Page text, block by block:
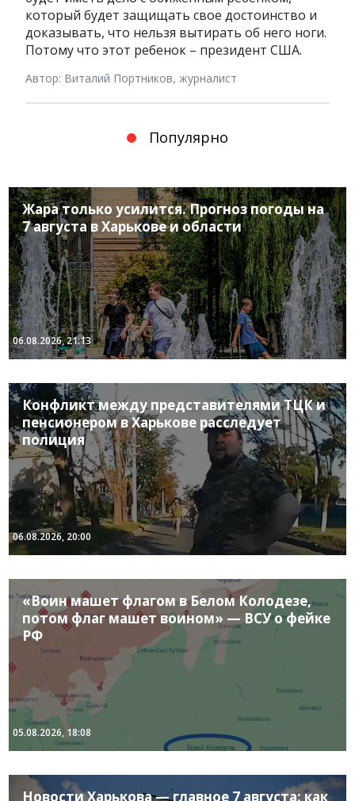
который будет защищать свое достоинство и
доказывать, что нельзя вытирать об него ноги.
Потому что этот ребенок – президент США.
Автор: Виталий Портников, журналист
Популярно
Жара только усилится. Прогноз погоды на
7 августа в Харькове и области
06.08.2026, 21:13
Конфликт между представителями ТЦК и
пенсионером в Харькове расследует
полиция
06.08.2026, 20:00
«Воин машет флагом в Белом Колодезе,
потом флаг машет воином» — ВСУ о фейке
РФ
05.08.2026, 18:08
Новости Харькова — главное 7 августа: как